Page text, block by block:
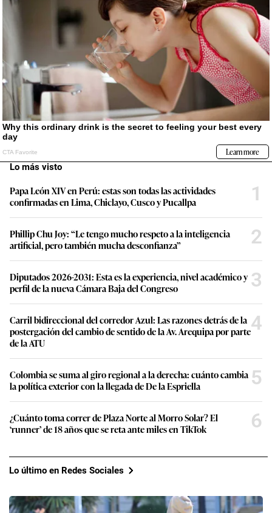
Lo más visto
Papa León XIV en Perú: estas son todas las actividades
confirmadas en Lima, Chiclayo, Cusco y Pucallpa
1
Phillip Chu Joy: “Le tengo mucho respeto a la inteligencia
artificial, pero también mucha desconfianza”
2
Diputados 2026-2031: Esta es la experiencia, nivel académico y
perfil de la nueva Cámara Baja del Congreso
3
Carril bidireccional del corredor Azul: Las razones detrás de la
postergación del cambio de sentido de la Av. Arequipa por parte
de la ATU
4
Colombia se suma al giro regional a la derecha: cuánto cambia
la política exterior con la llegada de De la Espriella
5
¿Cuánto toma correr de Plaza Norte al Morro Solar? El
‘runner’ de 18 años que se reta ante miles en TikTok
6
Lo último en Redes Sociales